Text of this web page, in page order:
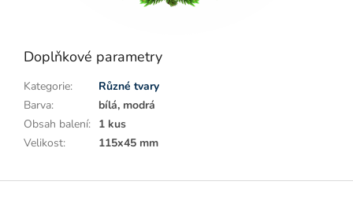
Doplňkové parametry
Kategorie:
Různé tvary
Barva:
bílá, modrá
Obsah balení: 1 kus
Velikost: 115x45 mm
Z